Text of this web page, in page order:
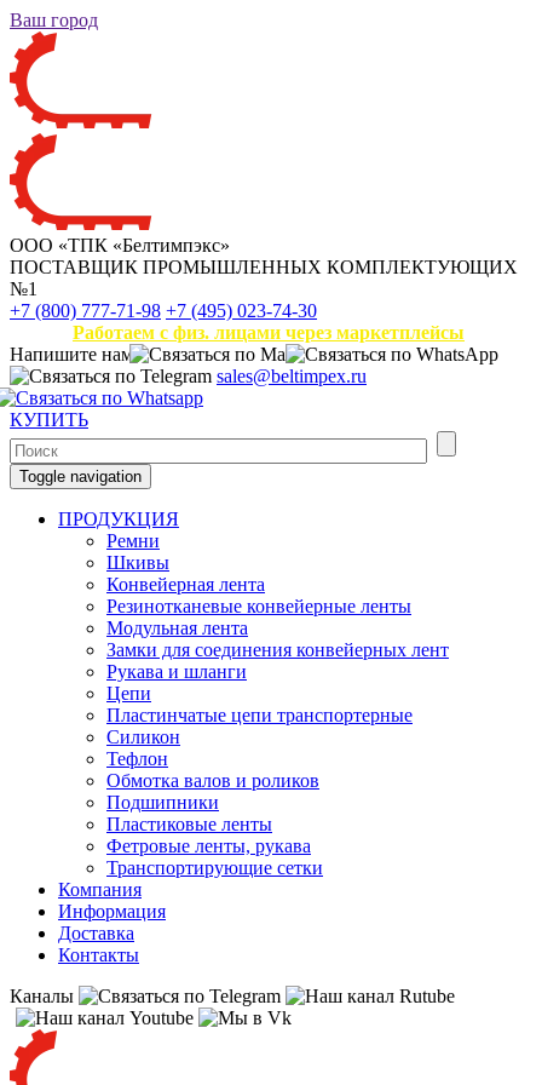
Ваш город
ООО «ТПК «Белтимпэкс»
ПОСТАВЩИК ПРОМЫШЛЕННЫХ КОМПЛЕКТУЮЩИХ
№1
+7 (800) 777-71-98 +7 (495) 023-74-30
Работаем с физ. лицами через маркетплейсы
Напишите нам
sales@beltimpex.ru
КУПИТЬ
Toggle navigation
ПРОДУКЦИЯ
Ремни
Шкивы
Конвейерная лента
Резинотканевые конвейерные ленты
Модульная лента
Замки для соединения конвейерных лент
Рукава и шланги
Цепи
Пластинчатые цепи транспортерные
Силикон
Тефлон
Обмотка валов и роликов
Подшипники
Пластиковые ленты
Фетровые ленты, рукава
Транспортирующие сетки
Компания
Информация
Доставка
Контакты
Каналы